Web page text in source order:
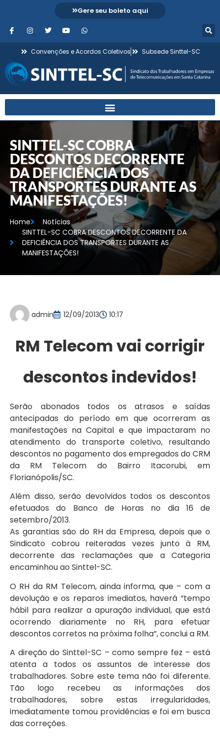
Gere seu boleto aqui
Convenções e Acordos Coletivos Subsede Sinttel-SC
SINTTEL-SC COBRA
DESCONTOS DECORRENTE
DA DEFICIÊNCIA DOS
TRANSPORTES DURANTE AS
MANIFESTAÇÕES!
Home
Notícias
SINTTEL-SC COBRA DESCONTOS DECORRENTE DA
DEFICIÊNCIA DOS TRANSPORTES DURANTE AS
MANIFESTAÇÕES!
admin 12/09/2013 10:17
RM Telecom vai corrigir
descontos indevidos!
Serão abonados todos os atrasos e saídas
antecipadas do período em que ocorreram as
manifestações na Capital e que impactaram no
atendimento do transporte coletivo, resultando
descontos no pagamento dos empregados do CRM
da RM Telecom do Bairro Itacorubi, em
Florianópolis/SC.
Além disso, serão devolvidos todos os descontos
efetuados do Banco de Horas no dia 16 de
setembro/2013.
As garantias são do RH da Empresa, depois que o
Sindicato cobrou reiteradas vezes junto à RM,
decorrente das reclamações que a Categoria
encaminhou ao Sinttel-SC.
O RH da RM Telecom, ainda informa, que – com a
devolução e os reparos imediatos, haverá “tempo
hábil para realizar a apuração individual, que está
ocorrendo diariamente no RH, para efetuar
descontos corretos na próxima folha”, conclui a RM.
A direção do Sinttel-SC – como sempre fez – está
atenta a todos os assuntos de interesse dos
trabalhadores. Sobre este tema não foi diferente.
Tão logo recebeu as informações dos
trabalhadores, sobre estas irregularidades,
imediatamente tomou providências e foi em busca
das correções.